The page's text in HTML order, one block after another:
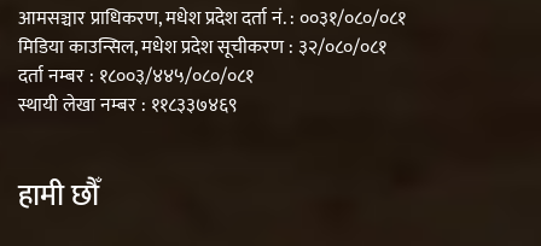
आमसञ्चार प्राधिकरण, मधेश प्रदेश दर्ता नं. : ००३१/०८०/०८१
मिडिया काउन्सिल, मधेश प्रदेश सूचीकरण : ३२/०८०/०८१
दर्ता नम्बर : १८००३/४४५/०८०/०८१
स्थायी लेखा नम्बर : ११८३३७४६९
हामी छौँ